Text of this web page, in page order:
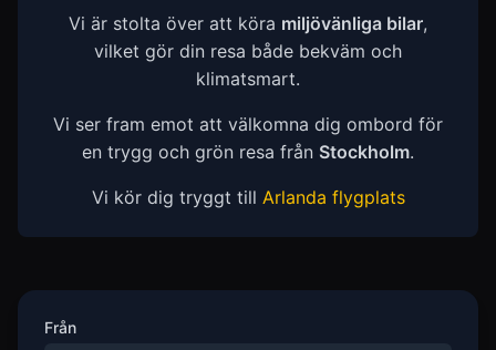
Vi är stolta över att köra miljövänliga bilar,
vilket gör din resa både bekväm och
klimatsmart.
Vi ser fram emot att välkomna dig ombord för
en trygg och grön resa från Stockholm.
Vi kör dig tryggt till Arlanda flygplats
Från